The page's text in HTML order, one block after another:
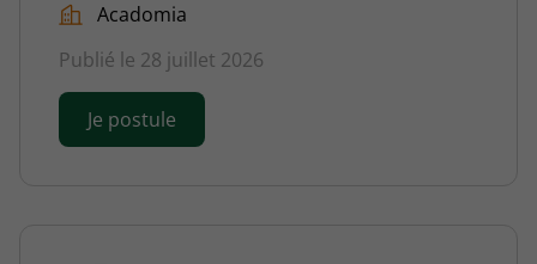
Acadomia
Publié le 28 juillet 2026
Je postule